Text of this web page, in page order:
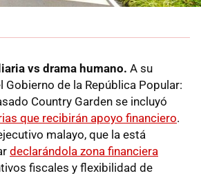
vs drama humano. A su
Gobierno de la República Popular:
Country Garden se incluyó
que recibirán apoyo financiero.
malayo, que la está
declarándola zona financiera
fiscales y flexibilidad de